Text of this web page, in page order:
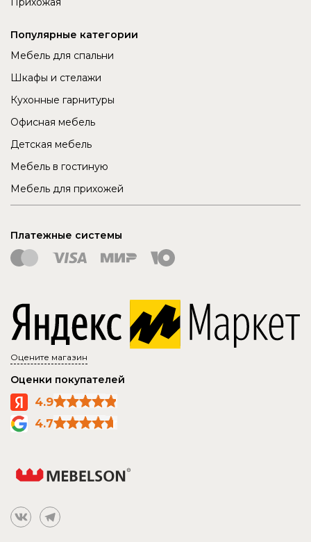
Популярные категории
Мебель для спальни
Шкафы и стелажи
Кухонные гарнитуры
Офисная мебель
Детская мебель
Мебель в гостиную
Мебель для прихожей
Платежные системы
Оцените магазин
Оценки покупателей
4.9
4.7